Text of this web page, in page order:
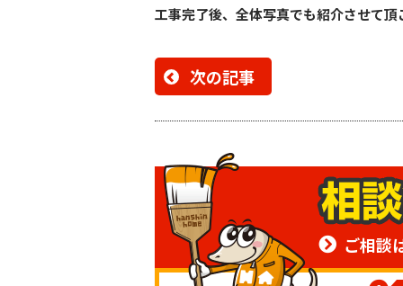
工事完了後、全体写真でも紹介させて
次の記事
ご相談